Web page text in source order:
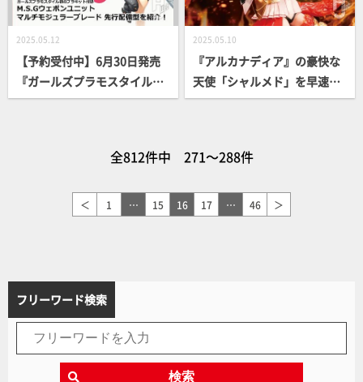
ーショー2025】
2025.05.12
【予約受付中】6月30日発売
『ガールズプラモスタイル#0
7』に「M.S.G ウェポンユニ
「第63回 静岡ホビーショー」
スタイル#07】
2025.05.10
『アルカナディア』の豪快な
天使「シャルメド」を早速キ
ットレビュー!!クリアーパー
らしさをさらにアップ！
全812件中 271～288件
＜ 1 … 15 16 17 … 46 ＞
フリーワード検索
検索